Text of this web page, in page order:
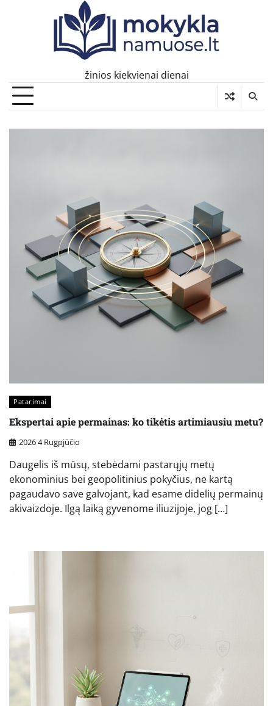
žinios kiekvienai dienai
Patarimai
Ekspertai apie permainas: ko tikėtis artimiausiu metu?
2026 4 Rugpjūčio
Daugelis iš mūsų, stebėdami pastarųjų metų
ekonominius bei geopolitinius pokyčius, ne kartą
pagaudavo save galvojant, kad esame didelių permainų
akivaizdoje. Ilgą laiką gyvenome iliuzijoje, jog […]